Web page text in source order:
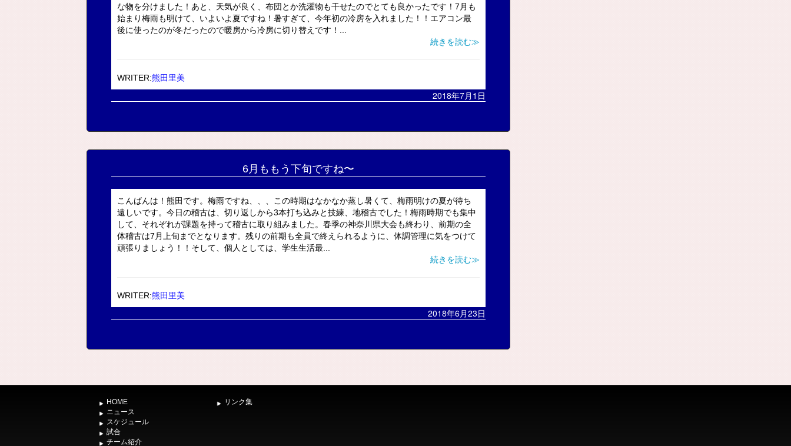
な物を分けました！あと、天気が良く、布団とか洗濯物も干せたのでとても良かったです！7月も
始まり梅雨も明けて、いよいよ夏ですね！暑すぎて、今年初の冷房を入れました！！エアコン最
後に使ったのが冬だったので暖房から冷房に切り替えです！...
続きを読む≫
WRITER:熊田里美
2018年7月1日
6月ももう下旬ですね〜
こんばんは！熊田です。梅雨ですね、、、この時期はなかなか蒸し暑くて、梅雨明けの夏が待ち
遠しいです。今日の稽古は、切り返しから3本打ち込みと技練、地稽古でした！梅雨時期でも集中
して、それぞれが課題を持って稽古に取り組みました。春季の神奈川県大会も終わり、前期の全
体稽古は7月上旬までとなります。残りの前期も全員で終えられるように、体調管理に気をつけて
頑張りましょう！！そして、個人としては、学生生活最...
続きを読む≫
WRITER:熊田里美
2018年6月23日
HOME
ニュース
スケジュール
試合
チーム紹介
リンク集